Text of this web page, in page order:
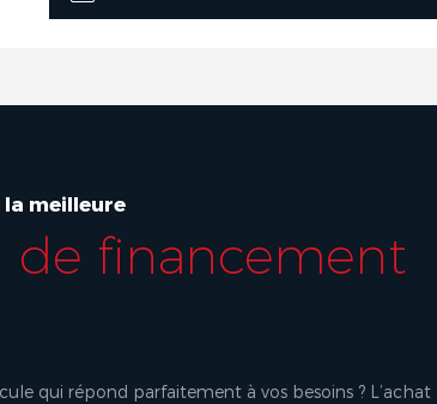
la meilleure
de financement
qui répond parfaitement à vos besoins ? L’achat